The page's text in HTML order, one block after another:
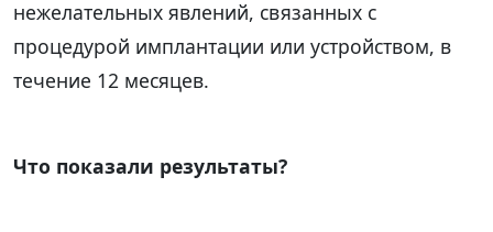
нежелательных явлений, связанных с
процедурой имплантации или устройством, в
течение 12 месяцев.
Что показали результаты?